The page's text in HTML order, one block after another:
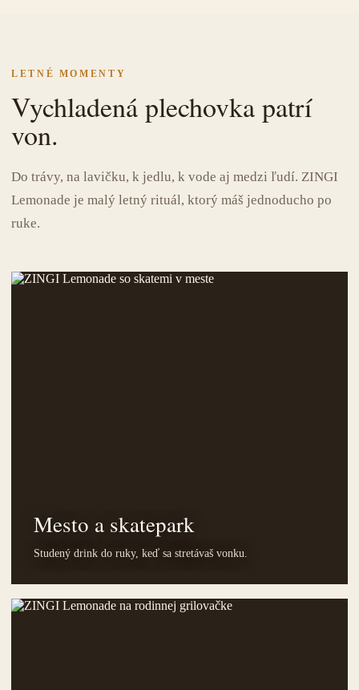
LETNÉ MOMENTY
Vychladená plechovka patrí
von.
Do trávy, na lavičku, k jedlu, k vode aj medzi ľudí. ZINGI
Lemonade je malý letný rituál, ktorý máš jednoducho po
ruke.
Mesto a skatepark
Studený drink do ruky, keď sa stretávaš vonku.